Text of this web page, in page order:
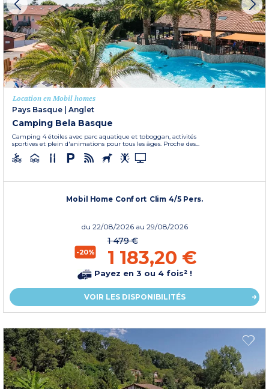
Location en Mobil homes
Pays Basque
Anglet
Camping Bela Basque
Camping 4 étoiles avec parc aquatique et toboggan, activités
sportives et plein d'animations pour tous les âges. Proche des...
Mobil Home Confort Clim 4/5 Pers.
du 22/08/2026 au 29/08/2026
-20%
1 479 €
1 183,20 €
Payez en 3 ou 4 fois² !
VOIR LES DISPONIBILITÉS